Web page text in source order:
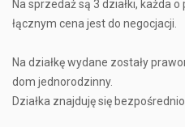
Na sprzedaż są 3 działki, każda
łącznym cena jest do negocjacji.
Na działkę wydane zostały
dom jednorodzinny.
Działka znajduję się